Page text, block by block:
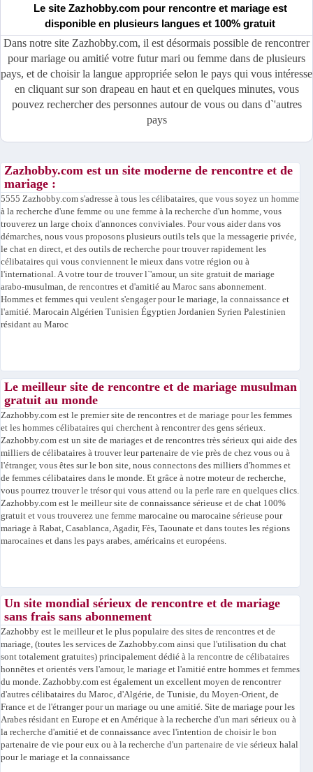
Le site Zazhobby.com pour rencontre et mariage est
disponible en plusieurs langues et 100% gratuit
Dans notre site Zazhobby.com, il est désormais possible de rencontrer
pour mariage ou amitié votre futur mari ou femme dans de plusieurs
pays, et de choisir la langue appropriée selon le pays qui vous intéresse
en cliquant sur son drapeau en haut et en quelques minutes, vous
pouvez rechercher des personnes autour de vous ou dans d`'autres
pays
Zazhobby.com est un site moderne de rencontre et de
mariage :
5555 Zazhobby.com s'adresse à tous les célibataires, que vous soyez un homme
à la recherche d'une femme ou une femme à la recherche d'un homme, vous
trouverez un large choix d'annonces conviviales. Pour vous aider dans vos
démarches, nous vous proposons plusieurs outils tels que la messagerie privée,
le chat en direct, et des outils de recherche pour trouver rapidement les
célibataires qui vous conviennent le mieux dans votre région ou à
l'international. A votre tour de trouver l`'amour, un site gratuit de mariage
arabo-musulman, de rencontres et d'amitié au Maroc sans abonnement.
Hommes et femmes qui veulent s'engager pour le mariage, la connaissance et
l'amitié. Marocain Algérien Tunisien Égyptien Jordanien Syrien Palestinien
résidant au Maroc
Le meilleur site de rencontre et de mariage musulman
gratuit au monde
Zazhobby.com est le premier site de rencontres et de mariage pour les femmes
et les hommes célibataires qui cherchent à rencontrer des gens sérieux.
Zazhobby.com est un site de mariages et de rencontres très sérieux qui aide des
milliers de célibataires à trouver leur partenaire de vie près de chez vous ou à
l'étranger, vous êtes sur le bon site, nous connectons des milliers d'hommes et
de femmes célibataires dans le monde. Et grâce à notre moteur de recherche,
vous pourrez trouver le trésor qui vous attend ou la perle rare en quelques clics.
Zazhobby.com est le meilleur site de connaissance sérieuse et de chat 100%
gratuit et vous trouverez une femme marocaine ou marocaine sérieuse pour
mariage à Rabat, Casablanca, Agadir, Fès, Taounate et dans toutes les régions
marocaines et dans les pays arabes, américains et européens.
Un site mondial sérieux de rencontre et de mariage
sans frais sans abonnement
Zazhobby est le meilleur et le plus populaire des sites de rencontres et de
mariage, (toutes les services de Zazhobby.com ainsi que l'utilisation du chat
sont totalement gratuites) principalement dédié à la rencontre de célibataires
honnêtes et orientés vers l'amour, le mariage et l'amitié entre hommes et femmes
du monde. Zazhobby.com est également un excellent moyen de rencontrer
d'autres célibataires du Maroc, d'Algérie, de Tunisie, du Moyen-Orient, de
France et de l'étranger pour un mariage ou une amitié. Site de mariage pour les
Arabes résidant en Europe et en Amérique à la recherche d'un mari sérieux ou à
la recherche d'amitié et de connaissance avec l'intention de choisir le bon
partenaire de vie pour eux ou à la recherche d'un partenaire de vie sérieux halal
pour le mariage et la connaissance